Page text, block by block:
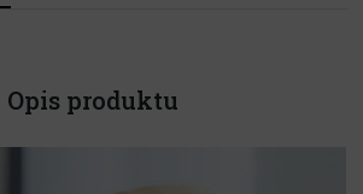
Opis produktu